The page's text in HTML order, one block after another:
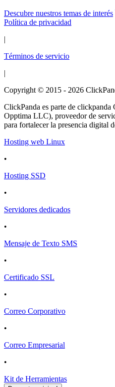
Descubre nuestros temas de interés
Política de privacidad
|
Términos de servicio
|
Copyright © 2015 - 2026
ClickPanda es parte de
Opptima LLC), proveedor de
para fortalecer la presencia digital
Hosting web Linux
•
Hosting SSD
•
Servidores dedicados
•
Mensaje de Texto SMS
•
Certificado SSL
•
Correo Corporativo
•
Correo Empresarial
•
Kit de Herramientas